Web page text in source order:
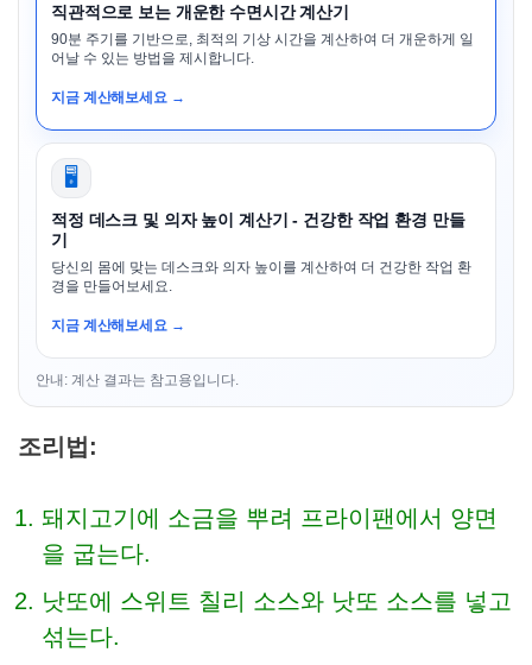
직관적으로 보는 개운한 수면시간 계산기
90분 주기를 기반으로, 최적의 기상 시간을 계산하여 더 개운하게 일
어날 수 있는 방법을 제시합니다.
지금 계산해보세요 →
🖥️
적정 데스크 및 의자 높이 계산기 - 건강한 작업 환경 만들
기
당신의 몸에 맞는 데스크와 의자 높이를 계산하여 더 건강한 작업 환
경을 만들어보세요.
지금 계산해보세요 →
안내: 계산 결과는 참고용입니다.
조리법:
돼지고기에 소금을 뿌려 프라이팬에서 양면
을 굽는다.
낫또에 스위트 칠리 소스와 낫또 소스를 넣고
섞는다.